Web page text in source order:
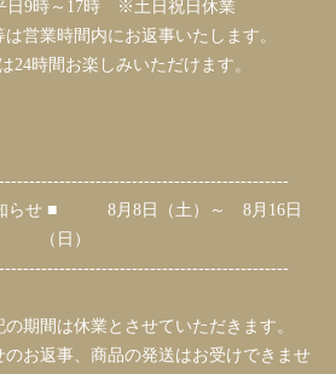
9時～17時 ※土日祝日休業
営業時間内にお返事いたします。
24時間お楽しみいただけます。
らせ ■ 8月8日（土）～ 8月16日
（日）
期間は休業とさせていただきます。
お返事、商品の発送はお受けできませ